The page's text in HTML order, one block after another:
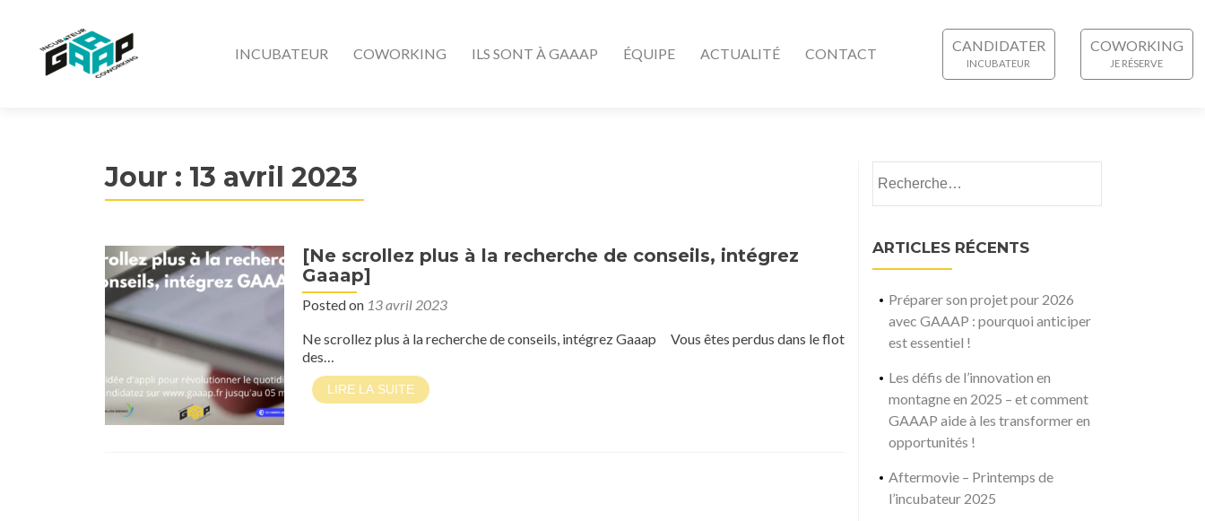
INCUBATEUR COWORKING ILS SONT À GAAAP ÉQUIPE ACTUALITÉ CONTACT CANDIDATER COWORKING
Jour : 13 avril 2023
[Ne scrollez plus à la recherche de conseils, intégrez
Gaaap]
Posted on 13 avril 2023
Ne scrollez plus à la recherche de conseils, intégrez Gaaap Vous êtes perdus dans le flot
des…
LIRE LA SUITE
ARTICLES RÉCENTS
Préparer son projet pour 2026
avec GAAAP : pourquoi anticiper
est essentiel !
Les défis de l’innovation en
montagne en 2025 – et comment
GAAAP aide à les transformer en
opportunités !
Aftermovie – Printemps de
l’incubateur 2025